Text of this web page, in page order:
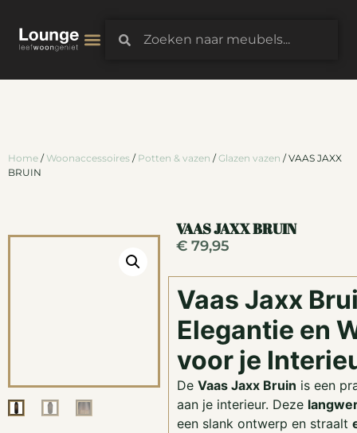
Home / Woonaccessoires / Potten & vazen /Glazen vazen / VAAS JAXX
BRUIN
VAAS JAXX BRUIN
€79,95
Vaas Jaxx
Elegantie en
voor je
De Vaas Jaxx Bruin is een
aan je interieur. Deze
een slank ontwerp en straalt